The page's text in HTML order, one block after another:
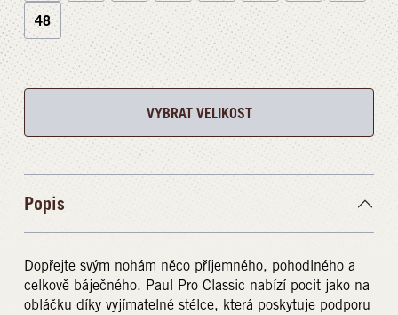
48
VYBRAT VELIKOST
Popis
Dopřejte svým nohám něco příjemného, pohodlného a
celkově báječného. Paul Pro Classic nabízí pocit jako na
obláčku díky vyjímatelné stélce, která poskytuje podporu